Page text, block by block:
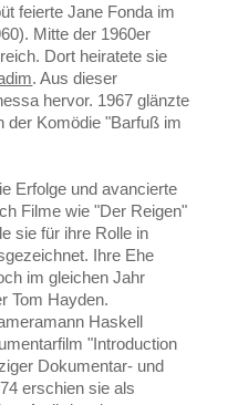
feierte Jane Fonda im
Mitte der 1960er
Dort heiratete sie
. Aus dieser
hervor. 1967 glänzte
der Komödie "Barfuß im
Erfolge und avancierte
Filme wie "Der Reigen"
sie für ihre Rolle in
Ihre Ehe
im gleichen Jahr
Tom Hayden.
Haskell
"Introduction
Dokumentar- und
erschien sie als